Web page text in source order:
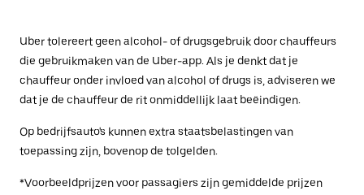
Uber tolereert geen alcohol- of drugsgebruik door chauffeurs
die gebruikmaken van de Uber-app. Als je denkt dat je
chauffeur onder invloed van alcohol of drugs is, adviseren we
dat je de chauffeur de rit onmiddellijk laat beëindigen.
Op bedrijfsauto's kunnen extra staatsbelastingen van
toepassing zijn, bovenop de tolgelden.
*Voorbeeldprijzen voor passagiers zijn gemiddelde prijzen